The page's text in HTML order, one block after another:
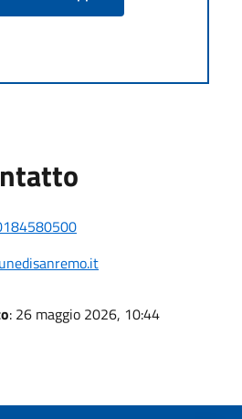
: 26 maggio 2026, 10:44